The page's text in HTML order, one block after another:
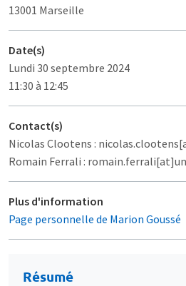
13001 Marseille
Date(s)
Lundi 30 septembre 2024
11:30 à 12:45
Contact(s)
Nicolas Clootens :
Romain Ferrali :
Plus d'information
Page personnelle de Marion Goussé
Résumé